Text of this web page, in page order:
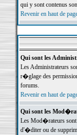
qui y sont contenus
Revenir en haut de
Qui sont les
Les Administrateurs
r�glage des
forums.
Revenir en haut de
Qui sont les
Les Mod�rateurs sont
d'�diter ou de